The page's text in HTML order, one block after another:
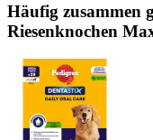
Häufig zusammen
Riesenknochen